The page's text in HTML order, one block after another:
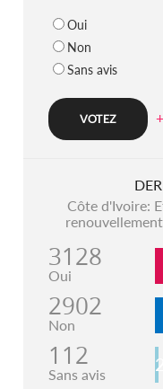
Oui
Non
Sans avis
Côte d'Ivoire:
3128
Oui
2902
Non
112
Sans avis